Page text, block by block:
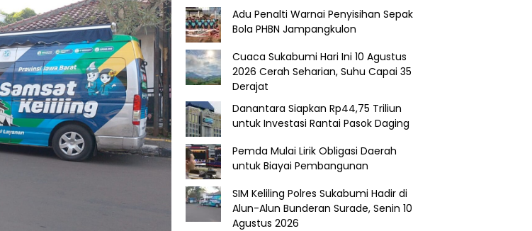
Adu Penalti Warnai Penyisihan Sepak
Bola PHBN Jampangkulon
Cuaca Sukabumi Hari Ini 10 Agustus
2026 Cerah Seharian, Suhu Capai 35
Derajat
Danantara Siapkan Rp44,75 Triliun
untuk Investasi Rantai Pasok Daging
Pemda Mulai Lirik Obligasi Daerah
untuk Biayai Pembangunan
SIM Keliling Polres Sukabumi Hadir di
Alun-Alun Bunderan Surade, Senin 10
Agustus 2026